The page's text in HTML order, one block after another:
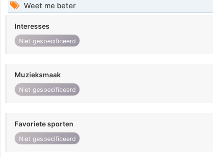
Weet me beter
Interesses
Niet gespecificeerd
Muzieksmaak
Niet gespecificeerd
Favoriete sporten
Niet gespecificeerd